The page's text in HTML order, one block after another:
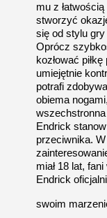
mu z
stworzyć
się od stylu
Oprócz
kozłować
umiejętnie
potrafi
obiema
Endrick
przeciwnika.
miał 18 lat,
Endrick
swoim